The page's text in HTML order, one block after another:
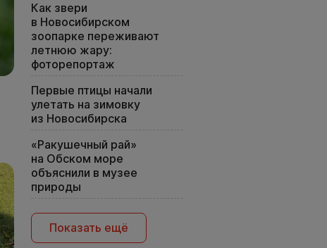
Как звери
в Новосибирском
зоопарке переживают
летнюю жару:
фоторепортаж
Первые птицы начали
улетать на зимовку
из Новосибирска
«Ракушечный рай»
на Обском море
объяснили в музее
природы
Показать ещё